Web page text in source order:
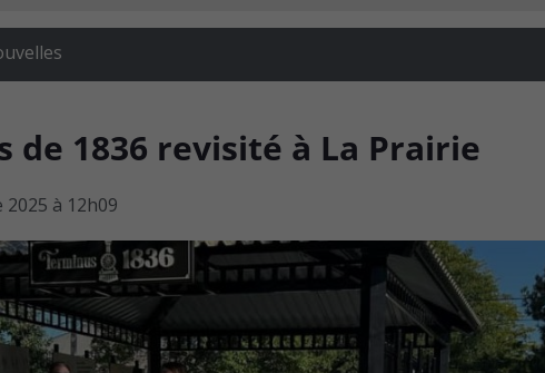
de 1836 revisité à La Prairie
à 12h09